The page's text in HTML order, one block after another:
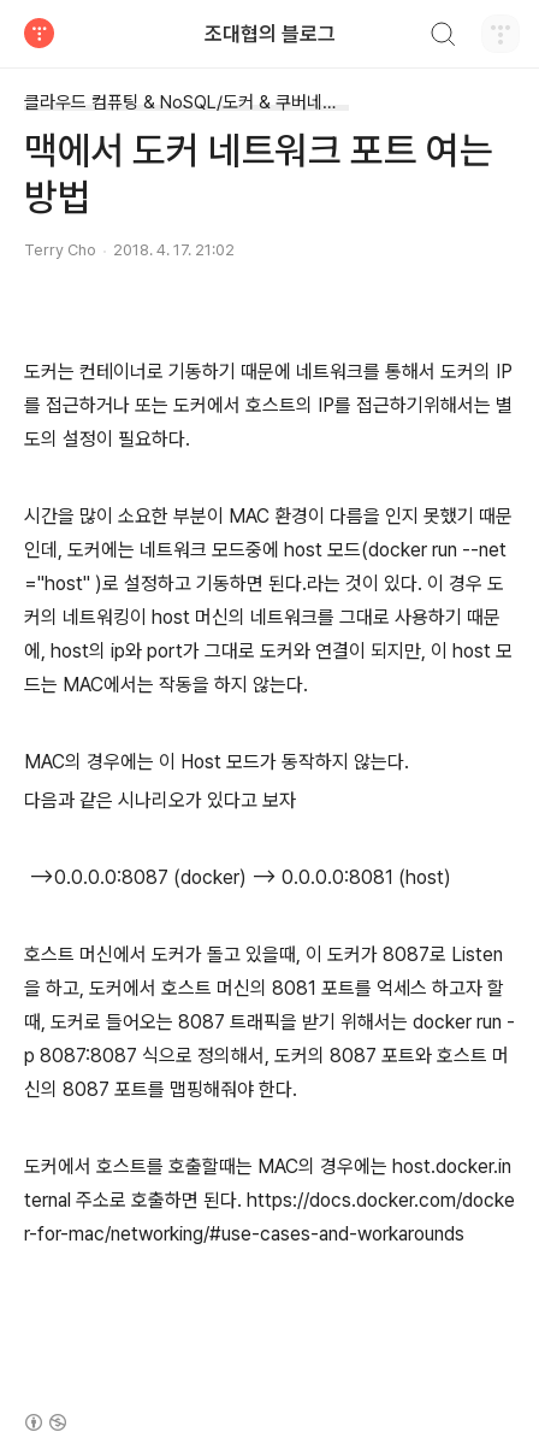
조대협의 블로그
클라우드 컴퓨팅 & NoSQL/도커 & 쿠버네티스
맥에서 도커 네트워크 포트 여는
방법
Terry Cho 2018. 4. 17. 21:02
도커는 컨테이너로 기동하기 때문에 네트워크를 통해서 도커의 IP
를 접근하거나 또는 도커에서 호스트의 IP를 접근하기위해서는 별
도의 설정이 필요하다.
시간을 많이 소요한 부분이 MAC 환경이 다름을 인지 못했기 때문
인데, 도커에는 네트워크 모드중에 host 모드(docker run --net
="host" )로 설정하고 기동하면 된다.라는 것이 있다. 이 경우 도
커의 네트워킹이 host 머신의 네트워크를 그대로 사용하기 때문
에, host의 ip와 port가 그대로 도커와 연결이 되지만, 이 host 모
드는 MAC에서는 작동을 하지 않는다.
MAC의 경우에는 이 Host 모드가 동작하지 않는다.
다음과 같은 시나리오가 있다고 보자
-->0.0.0.0:8087 (docker) --> 0.0.0.0:8081 (host)
호스트 머신에서 도커가 돌고 있을때, 이 도커가 8087로 Listen
을 하고, 도커에서 호스트 머신의 8081 포트를 억세스 하고자 할
때, 도커로 들어오는 8087 트래픽을 받기 위해서는 docker run -
p 8087:8087 식으로 정의해서, 도커의 8087 포트와 호스트 머
신의 8087 포트를 맵핑해줘야 한다.
도커에서 호스트를 호출할때는 MAC의 경우에는 host.docker.in
ternal 주소로 호출하면 된다. https://docs.docker.com/docke
r-for-mac/networking/#use-cases-and-workarounds